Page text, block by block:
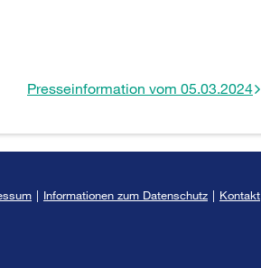
Presseinformation vom 05.03.2024
| Informationen zum Datenschutz | Kontakt